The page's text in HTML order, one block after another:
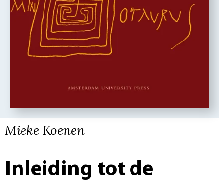
Mieke Koenen
Inleiding tot de